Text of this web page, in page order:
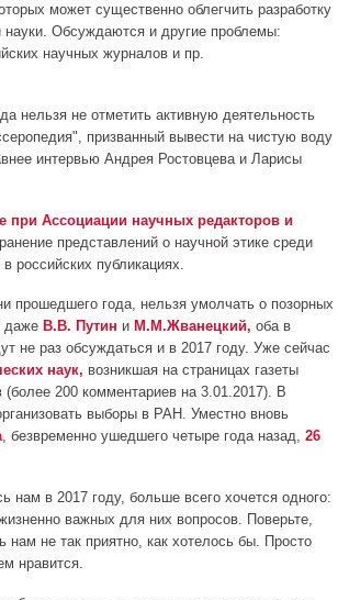
может существенно облегчить разработку
Обсуждаются и другие проблемы:
научных журналов и пр.
нельзя не отметить активную деятельность
призванный вывести на чистую воду
интервью Андрея Ростовцева и Ларисы
при Ассоциации научных редакторов и
представлений о научной этике среди
российских публикациях.
прошедшего года, нельзя умолчать о позорных
даже В.В. Путин и М.М.Жванецкий, оба в
не раз обсуждаться и в 2017 году. Уже сейчас
наук, возникшая на страницах газеты
200 комментариев на 3.01.2017). В
выборы в РАН. Уместно вновь
, безвременно ушедшего четыре года назад, 26
нам в 2017 году, больше всего хочется одного:
важных для них вопросов. Поверьте,
не так приятно, как хотелось бы. Просто
нравится.